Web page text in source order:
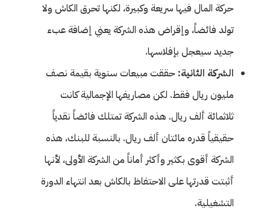
حركة المال فيها سريعة وكبيرة، لكنها تحرق الكاش ولا
تولد فائضاً، وإقراض هذه الشركة يعني إضافة عبء
جديد سيعجل بإفلاسها.
الشركة الثانية: حققت مبيعات سنوية بقيمة نصف
مليون ريال فقط. لكن مصاريفها الإجمالية كانت
ثلاثمائة ألف ريال. هذه الشركة تمتلك فائضاً نقدياً
حقيقياً قدره مائتان ألف ريال. بالنسبة للبنك، هذه
الشركة أقوى بكثير وأكثر أماناً من الشركة الأولى، لأنها
أثبتت قدرتها على الاحتفاظ بالكاش بعد انتهاء الدورة
التشغيلية.